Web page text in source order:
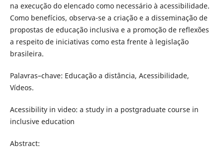
na execução do elencado como necessário à acessibilidade.
Como benefícios, observa-se a criação e a disseminação de
propostas de educação inclusiva e a promoção de reflexões
a respeito de iniciativas como esta frente à legislação
brasileira.
Palavras–chave: Educação a distância, Acessibilidade,
Vídeos.
Acessibility in video: a study in a postgraduate course in
inclusive education
Abstract: